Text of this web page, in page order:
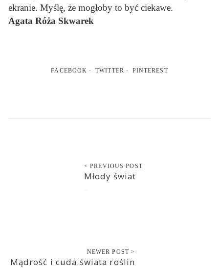
ekranie. Myślę, że mogłoby to być ciekawe.
Agata Róża Skwarek
FACEBOOK TWITTER PINTEREST
< PREVIOUS POST
Młody świat
NEWER POST >
Mądrość i cuda świata roślin